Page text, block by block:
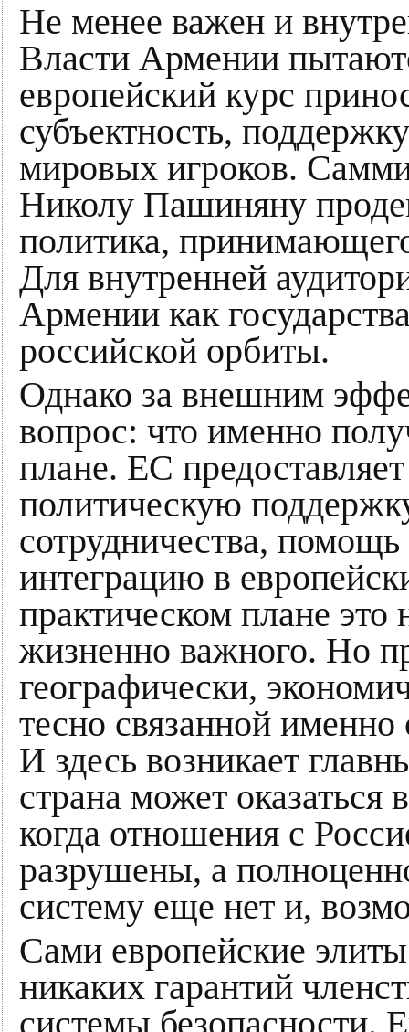
Не менее важен и
Власти Армении
европейский курс
субъектность,
мировых игроков.
Николу Пашиняну
политика,
Для внутренней
Армении как
российской орбиты.
Однако за внешним
вопрос: что именно
плане. ЕС
политическую
сотрудничества,
интеграцию в
практическом плане это
жизненно важного. Но
географически,
тесно связанной
И здесь возникает
страна может
когда отношения с
разрушены, а
систему еще нет и,
Сами европейские
никаких гарантий
системы безопасности.